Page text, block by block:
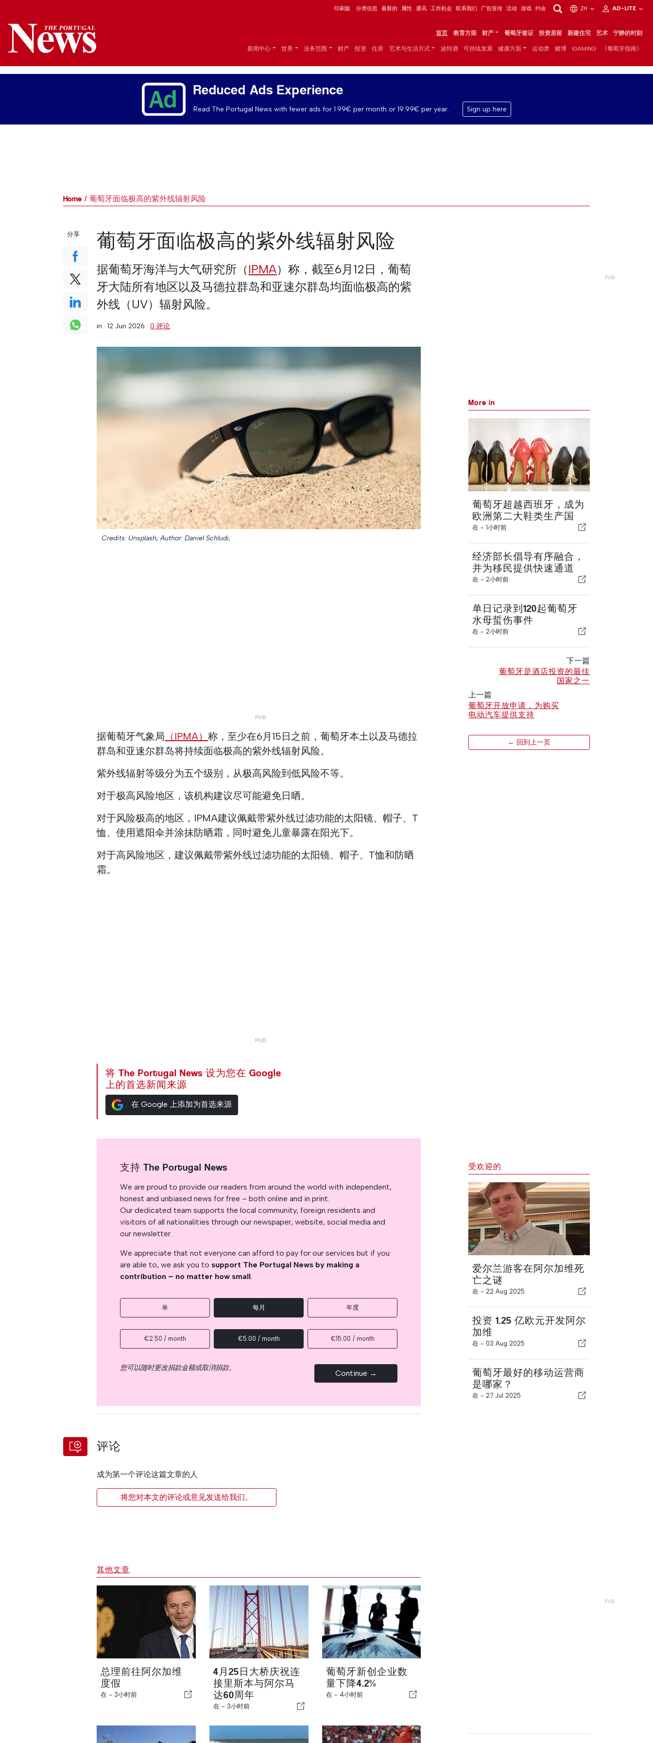
印刷版 分类信息 最新的 属性 通讯 工作机会 联系我们 广告宣传 活动 游戏 约会 ZH AD-LITE
首页 教育方面 财产 葡萄牙签证 投资居留 新建住宅 艺术 宁静的时刻
新闻中心 世界 业务范围 财产 投资 住房 艺术与生活方式 波特酒 可持续发展 健康方面 运动类 赌博 IGAMING 《葡萄牙指南》
Reduced Ads Experience
Read The Portugal News with fewer ads for 1.99€ per month or 19.99€ per year. Sign up here
Home 葡萄牙面临极高的紫外线辐射风险
葡萄牙面临极高的紫外线辐射风险
据葡萄牙海洋与大气研究所（IPMA）称，截至6月12日，葡萄
牙大陆所有地区以及马德拉群岛和亚速尔群岛均面临极高的紫
外线（UV）辐射风险。
in ·12 Jun 2026 ·0 评论
Credits: Unsplash; Author: Daniel Schludi;
据葡萄牙气象局 （IPMA）称，至少在6月15日之前，葡萄牙本土以及马德拉
群岛和亚速尔群岛将持续面临极高的紫外线辐射风险。
紫外线辐射等级分为五个级别，从极高风险到低风险不等。
对于极高风险地区，该机构建议尽可能避免日晒。
对于风险极高的地区，IPMA建议佩戴带紫外线过滤功能的太阳镜、帽子、T
恤、使用遮阳伞并涂抹防晒霜，同时避免儿童暴露在阳光下。
对于高风险地区，建议佩戴带紫外线过滤功能的太阳镜、帽子、T恤和防晒
霜。
将 The Portugal News 设为您在 Google
上的首选新闻来源
在 Google 上添加为首选来源
分享
More in
葡萄牙超越西班牙，成为
欧洲第二大鞋类生产国
在 - 1小时前
经济部长倡导有序融合，
并为移民提供快速通道
在 - 2小时前
单日记录到120起葡萄牙
水母蜇伤事件
在 - 2小时前
下一篇
葡萄牙是酒店投资的最佳
国家之一
上一篇
葡萄牙开放申请，为购买
电动汽车提供支持
← 回到上一页
支持 The Portugal News
We are proud to provide our readers from around the world with independent,
honest and unbiased news for free – both online and in print.
Our dedicated team supports the local community, foreign residents and
visitors of all nationalities through our newspaper, website, social media and
our newsletter.
We appreciate that not everyone can afford to pay for our services but if you
are able to, we ask you to support The Portugal News by making a
contribution – no matter how small.
单 每月 年度
€2.50 / month €5.00 / month €15.00 / month
您可以随时更改捐款金额或取消捐款。
Continue →
评论
成为第一个评论这篇文章的人
将您对本文的评论或意见发送给我们。
受欢迎的
爱尔兰游客在阿尔加维死
亡之谜
在 - 22 Aug 2025
投资 1.25 亿欧元开发阿尔
加维
在 - 03 Aug 2025
葡萄牙最好的移动运营商
是哪家？
在 - 27 Jul 2025
其他文章
总理前往阿尔加维
度假
在 - 3小时前
4月25日大桥庆祝连
接里斯本与阿尔马
达60周年
在 - 3小时前
葡萄牙新创企业数
量下降4.2%
在 - 4小时前